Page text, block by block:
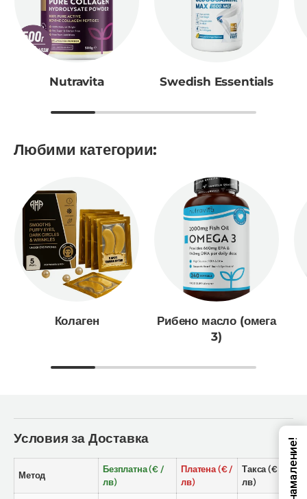
Nutravita Swedish Essentials
Любими категории:
Колаген
Рибено масло (омега
3)
Условия за Доставка
Метод
Безплатна (€ /
лв)
Платена (€ /
лв)
Такса (€ /
лв)